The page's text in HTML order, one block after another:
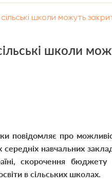
школи можуть
школи
повідомляє про
навчальних
скорочення бюджету
в сільських школах.